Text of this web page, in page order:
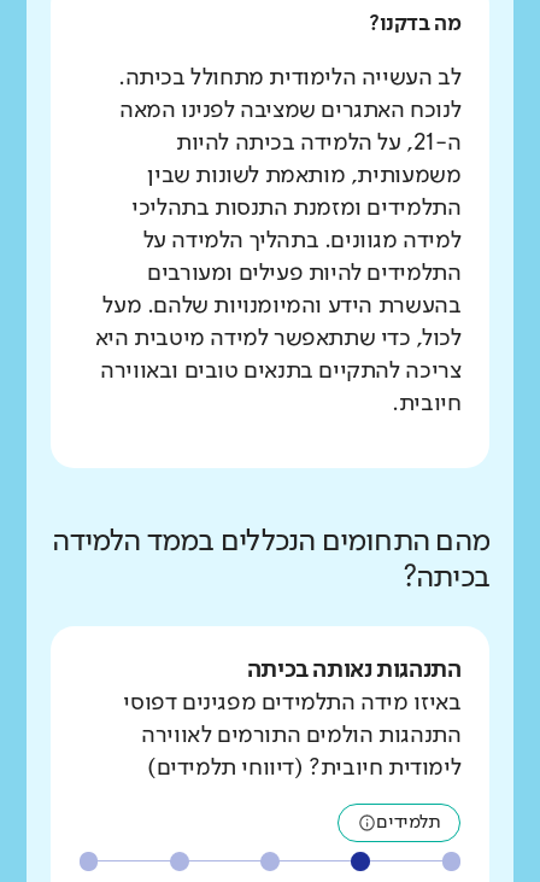
מה בדקנו?
לב העשייה הלימודית מתחולל בכיתה.
לנוכח האתגרים שמציבה לפנינו המאה
ה-21, על הלמידה בכיתה להיות
משמעותית, מותאמת לשונות שבין
התלמידים ומזמנת התנסות בתהליכי
למידה מגוונים. בתהליך הלמידה על
התלמידים להיות פעילים ומעורבים
בהעשרת הידע והמיומנויות שלהם. מעל
לכול, כדי שתתאפשר למידה מיטבית היא
צריכה להתקיים בתנאים טובים ובאווירה
חיובית.
מהם התחומים הנכללים בממד הלמידה
בכיתה?
התנהגות נאותה בכיתה
באיזו מידה התלמידים מפגינים דפוסי
התנהגות הולמים התורמים לאווירה
לימודית חיובית? (דיווחי תלמידים)
תלמידים